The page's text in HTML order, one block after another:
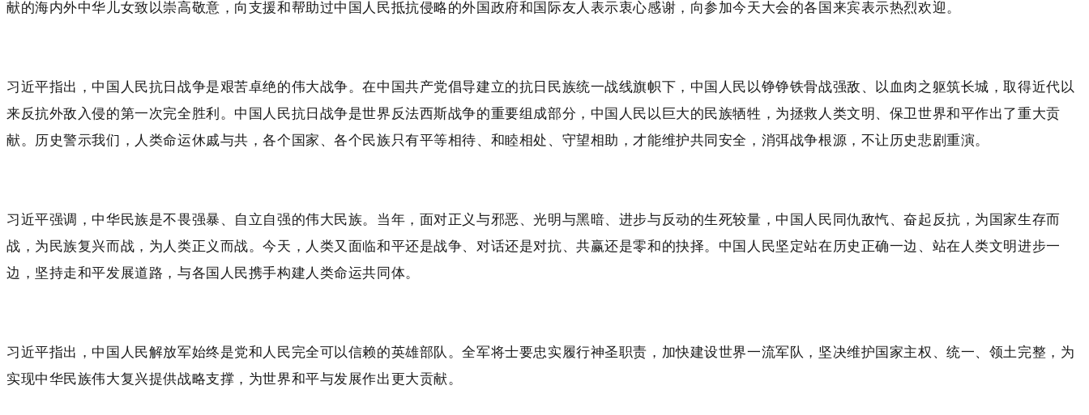
献的海内外中华儿女致以崇高敬意，向支援和帮助过中国人民抵抗侵略的外国政府和国际友人表示衷心感谢，向参加今天大会的各国来宾表示热烈欢迎。
习近平指出，中国人民抗日战争是艰苦卓绝的伟大战争。在中国共产党倡导建立的抗日民族统一战线旗帜下，中国人民以铮铮铁骨战强敌、以血肉之躯筑长城，取得近代以
来反抗外敌入侵的第一次完全胜利。中国人民抗日战争是世界反法西斯战争的重要组成部分，中国人民以巨大的民族牺牲，为拯救人类文明、保卫世界和平作出了重大贡
献。历史警示我们，人类命运休戚与共，各个国家、各个民族只有平等相待、和睦相处、守望相助，才能维护共同安全，消弭战争根源，不让历史悲剧重演。
习近平强调，中华民族是不畏强暴、自立自强的伟大民族。当年，面对正义与邪恶、光明与黑暗、进步与反动的生死较量，中国人民同仇敌忾、奋起反抗，为国家生存而
战，为民族复兴而战，为人类正义而战。今天，人类又面临和平还是战争、对话还是对抗、共赢还是零和的抉择。中国人民坚定站在历史正确一边、站在人类文明进步一
边，坚持走和平发展道路，与各国人民携手构建人类命运共同体。
习近平指出，中国人民解放军始终是党和人民完全可以信赖的英雄部队。全军将士要忠实履行神圣职责，加快建设世界一流军队，坚决维护国家主权、统一、领土完整，为
实现中华民族伟大复兴提供战略支撑，为世界和平与发展作出更大贡献。